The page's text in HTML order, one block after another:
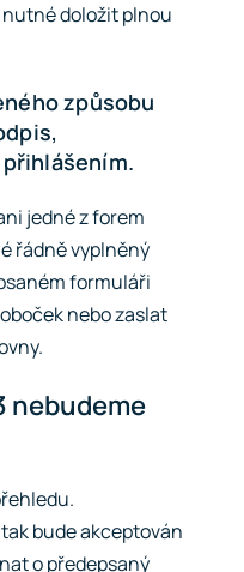
nutné doložit plnou
způsobu
jedné z forem
řádně vyplněný
formuláři
nebo zaslat
nebudeme
bude akceptován
o předepsaný